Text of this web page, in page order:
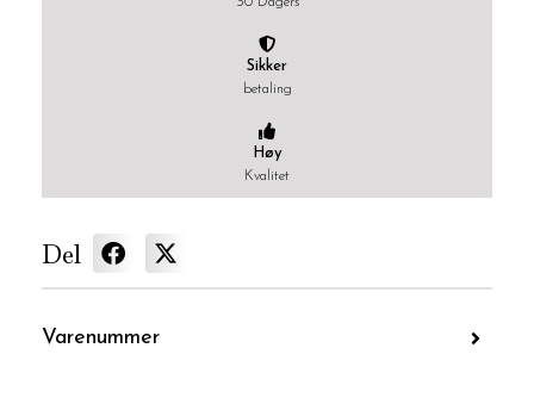
Sikker
betaling
Høy
Kvalitet
Del
Varenummer